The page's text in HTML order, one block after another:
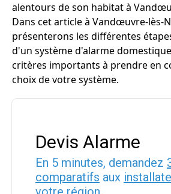
alentours de son habitat à
Dans cet article à Vandœuvre-lès-
présenterons les différentes
d'un système d'alarme
critères importants à prendre en
choix de votre système.
Devis Alarme
En 5 minutes, demandez
comparatifs aux